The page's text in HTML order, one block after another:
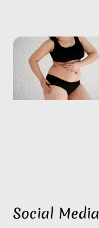
Social Media